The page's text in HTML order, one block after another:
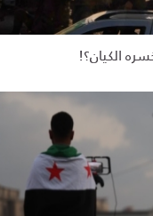
الكيان؟!